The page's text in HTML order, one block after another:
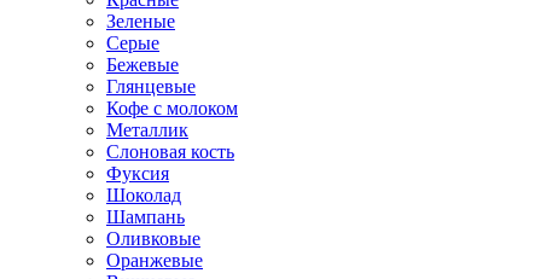
Зеленые
Серые
Бежевые
Глянцевые
Кофе с молоком
Металлик
Слоновая кость
Фуксия
Шоколад
Шампань
Оливковые
Оранжевые